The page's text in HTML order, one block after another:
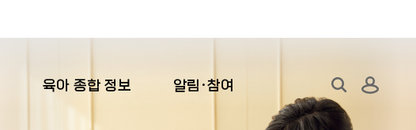
육아 종합 정보 알림·참여 통합검색 열기
로그인